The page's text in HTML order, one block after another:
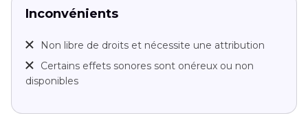
Inconvénients
Non libre de droits et nécessite une attribution
Certains effets sonores sont onéreux ou non
disponibles